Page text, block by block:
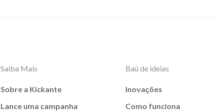
Saiba Mais
Sobre a Kickante
Lance uma campanha
Baú de ideias
Inovações
Como funciona